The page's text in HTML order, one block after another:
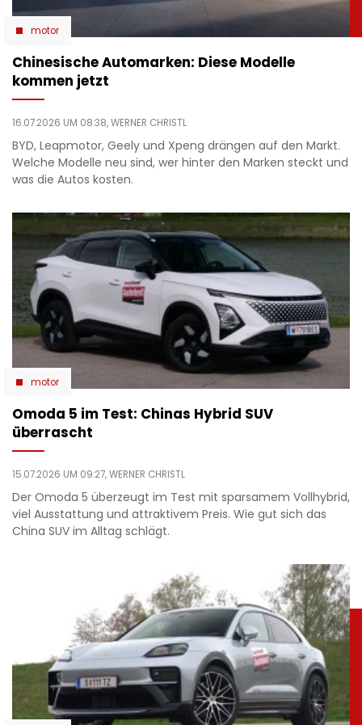
motor
Chinesische Automarken: Diese Modelle
kommen jetzt
16.07.2026 UM 08:38,WERNER CHRISTL
BYD, Leapmotor, Geely und Xpeng drängen auf den Markt.
Welche Modelle neu sind, wer hinter den Marken steckt und
was die Autos kosten.
motor
Omoda 5 im Test: Chinas Hybrid SUV
überrascht
15.07.2026 UM 09:27,WERNER CHRISTL
Der Omoda 5 überzeugt im Test mit sparsamem Vollhybrid,
viel Ausstattung und attraktivem Preis. Wie gut sich das
China SUV im Alltag schlägt.